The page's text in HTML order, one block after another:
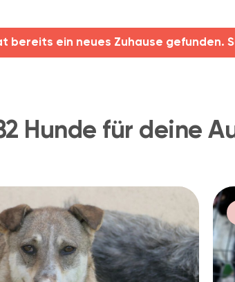
Hunde für deine
bereits ein neues Zuhause gefunden.